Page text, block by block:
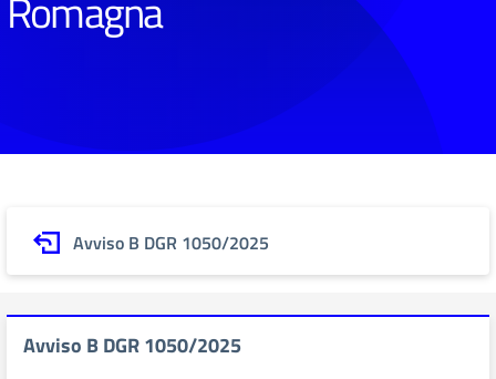
Avviso B DGR 1050/2025
Avviso B DGR 1050/2025